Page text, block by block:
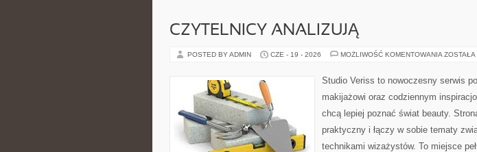
CZYTELNICY ANALIZUJĄ
POSTED BY ADMIN CZE - 19 - 2026 MOŻLIWOŚĆ KOMENTOWANIA ZOSTAŁA
Studio Veriss to nowoczesny serwis
makijażowi oraz codziennym
chcą lepiej poznać świat beauty.
praktyczny i łączy w sobie tematy
technikami wizażystów. To miejsce